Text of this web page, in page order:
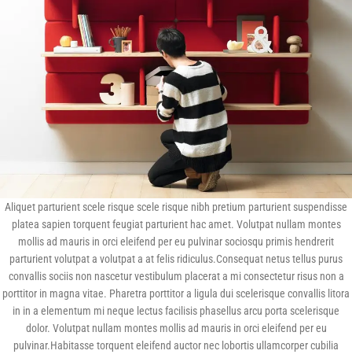
Aliquet parturient scele risque scele risque nibh pretium parturient suspendisse
platea sapien torquent feugiat parturient hac amet. Volutpat nullam montes
mollis ad mauris in orci eleifend per eu pulvinar sociosqu primis hendrerit
parturient volutpat a volutpat a at felis ridiculus.Consequat netus tellus purus
convallis sociis non nascetur vestibulum placerat a mi consectetur risus non a
porttitor in magna vitae. Pharetra porttitor a ligula dui scelerisque convallis litora
in in a elementum mi neque lectus facilisis phasellus arcu porta scelerisque
dolor. Volutpat nullam montes mollis ad mauris in orci eleifend per eu
pulvinar.Habitasse torquent eleifend auctor nec lobortis ullamcorper cubilia